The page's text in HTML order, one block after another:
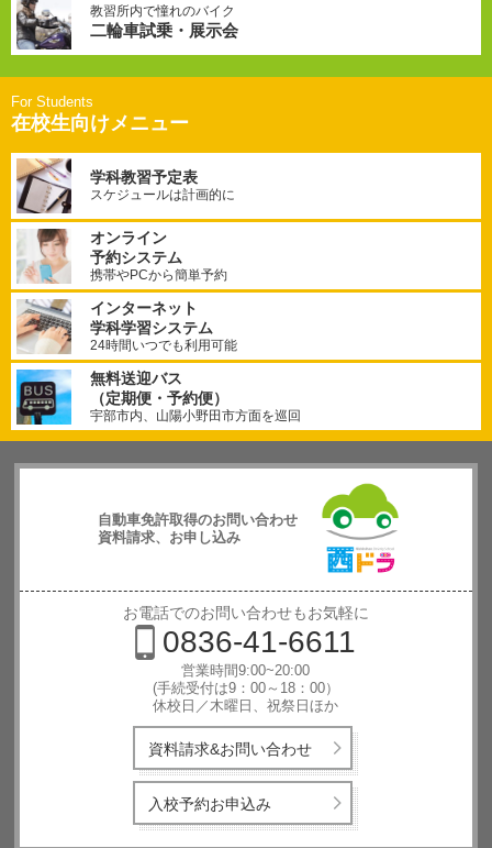
教習所内で憧れのバイク
二輪車試乗・展示会
在校生向けメニュー
学科教習予定表
スケジュールは計画的に
オンライン
予約システム
携帯やPCから簡単予約
インターネット
学科学習システム
24時間いつでも利用可能
無料送迎バス
（定期便・予約便）
宇部市内、山陽小野田市方面を巡回
自動車免許取得のお問い合わせ
資料請求、お申し込み
西日本自動
車学校
お電話でのお問い合わせもお気軽に
0836-41-6611
営業時間9:00~20:00
(手続受付は9：00～18：00）
休校日／木曜日、祝祭日ほか
資料請求&お問い合わせ
入校予約お申込み